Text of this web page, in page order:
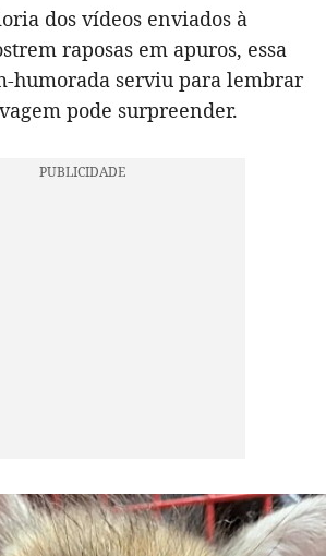
dos vídeos enviados à
raposas em apuros, essa
humorada serviu para lembrar
pode surpreender.